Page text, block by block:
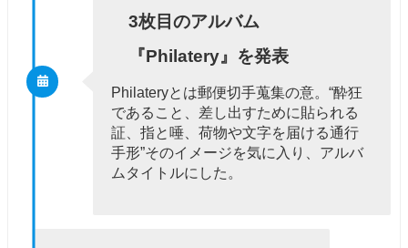
3枚目のアルバム
『Philatery』を発表
Philateryとは郵便切手蒐集の意。“酔狂
であること、差し出すために貼られる
証、指と唾、荷物や文字を届ける通行
手形”そのイメージを気に入り、アルバ
ムタイトルにした。